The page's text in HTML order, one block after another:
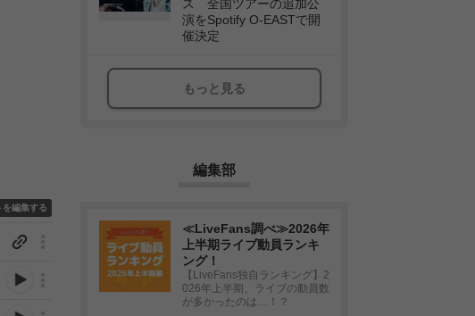
を編集する
ス 全国ツアーの追加公
演をSpotify O-EASTで開
催決定
もっと見る
編集部
≪LiveFans調べ≫2026年
上半期ライブ動員ランキ
ング！
【LiveFans独自ランキング】2
026年上半期、ライブの動員数
が多かったのは…！？